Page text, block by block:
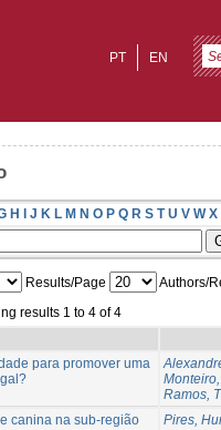
EN
PT
H I J K L M N O P Q R S T U V W X
Results/Page
Authors/
results 1 to 4 of 4
para promover uma
Ramos,
canina na sub-região
Pires,